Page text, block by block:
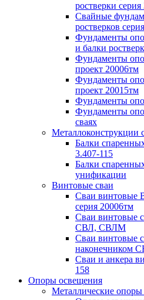
ростверки
Свайные
ростверков
Фундаменты
и балки
Фундаменты
проект 20006тм
Фундаменты
проект 20015тм
Фундаменты
Фундаменты
сваях
Металлоконструкции
Балки
3.407-115
Балки
унификации
Винтовые сваи
Сваи
серия 20006тм
Сваи винтовые
СВЛ, СВЛМ
Сваи винтовые
наконечником
Сваи и анкера
158
Опоры освещения
Металлические